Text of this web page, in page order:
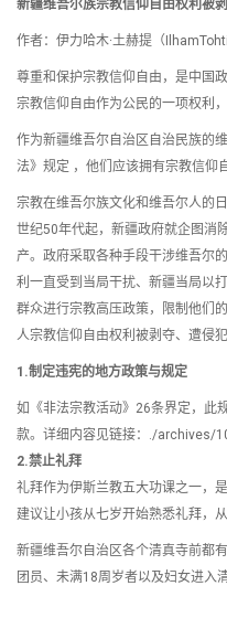
新疆维吾尔族宗教信仰自由权利被
作者：伊力哈木·土赫提（
尊重和保护宗教信仰自由，是中国
宗教信仰自由作为公民的一项权利
作为新疆维吾尔自治区自治民族的
法》规定 ，他们应该拥有宗教信仰
宗教在维吾尔族文化和维吾尔人的
世纪50年代起，新疆政府就企图消
产。政府采取各种手段干涉维吾尔
利一直受到当局干扰、新疆当局以
群众进行宗教高压政策，限制他们
人宗教信仰自由权利被剥夺、遭侵
1.制定违宪的地方政策与规定
如《非法宗教活动》26条界定，
款。详细内容见链接：./archives/
2.禁止礼拜
礼拜作为伊斯兰教五大功课之一，
建议让小孩从七岁开始熟悉礼拜，
新疆维吾尔自治区各个清真寺前都
团员、未满18周岁者以及妇女进入